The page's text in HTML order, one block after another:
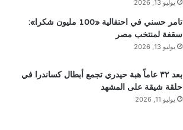
يوليو 13, 2026
تامر حسني في احتفالية «100 مليون شكرا»:
سقفة لمنتخب مصر
يوليو 13, 2026
بعد ٣٢ عاماً هبة حيدري تجمع أبطال كساندرا في
حلقة شيقة على المشهد
يوليو 11, 2026